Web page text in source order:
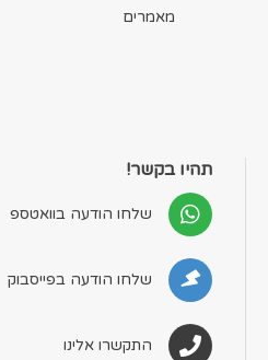
מאמרים
תהיו בקשר!
שלחו הודעה בוואטספ
שלחו הודעה בפייסבוק
התקשרו אלינו